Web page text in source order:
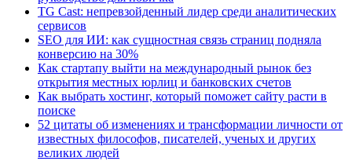
TG Cast: непревзойденный лидер среди аналитических
сервисов
SEO для ИИ: как сущностная связь страниц подняла
конверсию на 30%
Как стартапу выйти на международный рынок без
открытия местных юрлиц и банковских счетов
Как выбрать хостинг, который поможет сайту расти в
поиске
52 цитаты об изменениях и трансформации личности от
известных философов, писателей, ученых и других
великих людей